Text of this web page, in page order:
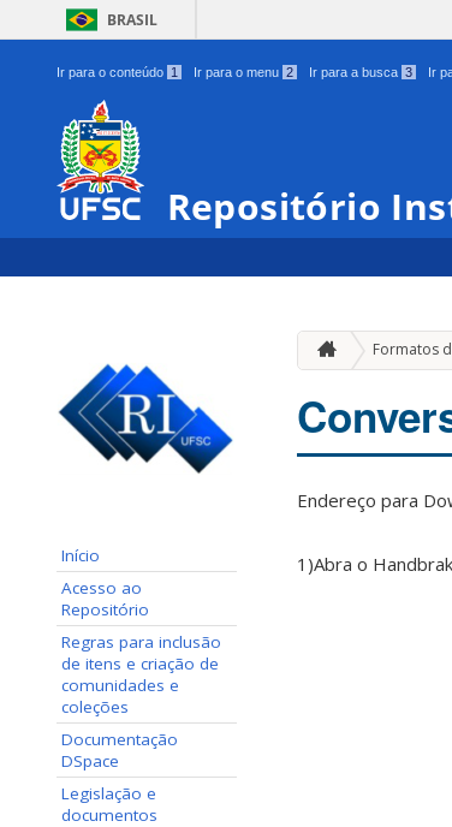
BRASIL
Ir para o conteúdo 1 Ir para o menu 2 Ir para a busca 3 Ir
Repositório
Início
Acesso ao
Repositório
Regras para inclusão
de itens e criação de
comunidades e
coleções
Documentação
DSpace
Legislação e
documentos
Formatos
Endereço para
1)Abra o